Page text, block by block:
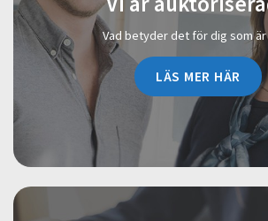
Vad betyder det för dig som är
LÄS MER HÄR